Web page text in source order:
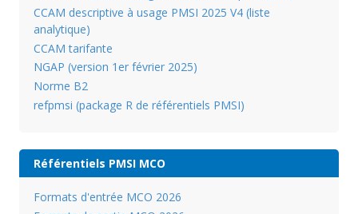
CCAM descriptive à usage PMSI 2025 V4 (liste
analytique)
CCAM tarifante
NGAP (version 1er février 2025)
Norme B2
refpmsi (package R de référentiels PMSI)
Référentiels PMSI MCO
Formats d'entrée MCO 2026